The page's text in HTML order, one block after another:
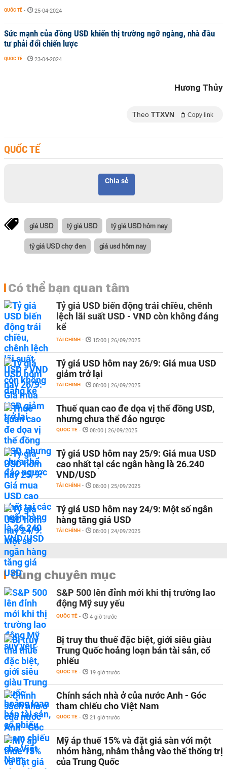
QUỐC TẾ - 25-04-2024
Sức mạnh của đồng USD khiến thị trường ngỡ ngàng, nhà đầu
tư phải đổi chiến lược
QUỐC TẾ - 23-04-2024
Hương Thủy
Theo TTXVN Copy link
QUỐC TẾ
Chia sẻ
giá USD tỷ giá USD tỷ giá USD hôm nay
tỷ giá USD chợ đen giá usd hôm nay
Có thể bạn quan tâm
Tỷ giá USD biến động trái chiều, chênh
lệch lãi suất USD - VND còn không đáng
kể
TÀI CHÍNH - 15:00 | 26/09/2025
Tỷ giá USD hôm nay 26/9: Giá mua USD
giảm trở lại
TÀI CHÍNH - 08:00 | 26/09/2025
Thuế quan cao đe dọa vị thế đồng USD,
nhưng chưa thể đảo ngược
QUỐC TẾ - 08:00 | 26/09/2025
Tỷ giá USD hôm nay 25/9: Giá mua USD
cao nhất tại các ngân hàng là 26.240
VND/USD
TÀI CHÍNH - 08:00 | 25/09/2025
Tỷ giá USD hôm nay 24/9: Một số ngân
hàng tăng giá USD
TÀI CHÍNH - 08:00 | 24/09/2025
Cùng chuyên mục
S&P 500 lên đỉnh mới khi thị trường lao
động Mỹ suy yếu
QUỐC TẾ - 4 giờ trước
Bị truy thu thuế đặc biệt, giới siêu giàu
Trung Quốc hoảng loạn bán tài sản, cổ
phiếu
QUỐC TẾ - 19 giờ trước
Chính sách nhà ở của nước Anh - Góc
tham chiếu cho Việt Nam
QUỐC TẾ - 21 giờ trước
Mỹ áp thuế 15% và đặt giá sàn với một
nhóm hàng, nhắm thẳng vào thế thống trị
của Trung Quốc